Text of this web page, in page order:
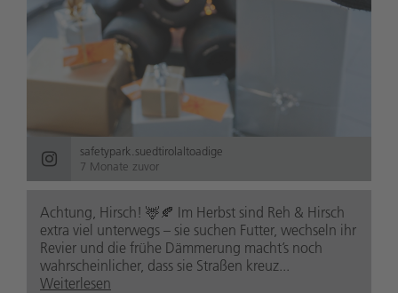
safetypark.suedtirolaltoadige
7 Monate zuvor
Achtung, Hirsch! 🦌🍂 Im Herbst sind Reh & Hirsch
extra viel unterwegs – sie suchen Futter, wechseln ihr
Revier und die frühe Dämmerung macht’s noch
wahrscheinlicher, dass sie Straßen kreuz...
Weiterlesen